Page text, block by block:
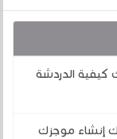
كيفية الدردشة
إنشاء موجزك